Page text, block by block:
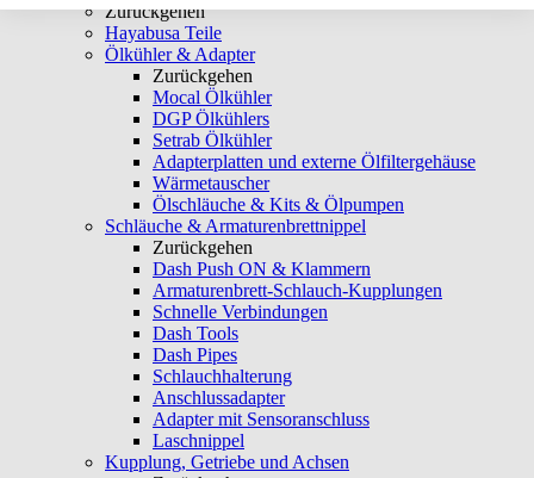
Zurückgehen
Hayabusa Teile
Ölkühler & Adapter
Zurückgehen
Mocal Ölkühler
DGP Ölkühlers
Setrab Ölkühler
Adapterplatten und externe Ölfiltergehäuse
Wärmetauscher
Ölschläuche & Kits & Ölpumpen
Schläuche & Armaturenbrettnippel
Zurückgehen
Dash Push ON & Klammern
Armaturenbrett-Schlauch-Kupplungen
Schnelle Verbindungen
Dash Tools
Dash Pipes
Schlauchhalterung
Anschlussadapter
Adapter mit Sensoranschluss
Laschnippel
Kupplung, Getriebe und Achsen